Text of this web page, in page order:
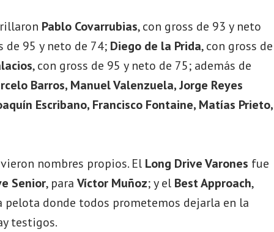
Pablo Covarrubias, con gross de 93 y neto
de 95 y neto de 74; Diego de la Prida, con gross de
, con gross de 95 y neto de 75; además de
Barros, Manuel Valenzuela, Jorge Reyes
Escribano, Francisco Fontaine, Matías Prieto,
nombres propios. El Long Drive Varones fue
Senior, para Víctor Muñoz; y el Best Approach,
pelota donde todos prometemos dejarla en la
testigos.